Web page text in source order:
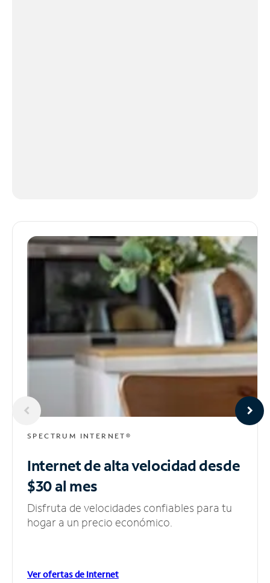
SPECTRUM INTERNET®
Internet de alta velocidaddesde
$30 al mes
Disfruta de velocidades confiables para tu
hogar a un precio económico.
Ver ofertas de Internet